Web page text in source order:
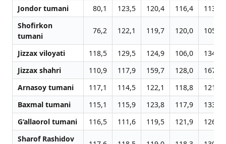
Jondor tumani
80,1 123,5 120,4 116,4
113,3
Shofirkon
tumani
76,2 122,1 119,7 120,0 105,8
Jizzax viloyati 118,5 129,5 124,9 106,0
134,3
Jizzax shahri
110,9 117,9 159,7 128,0
167,9
Arnasoy tumani
117,1 114,5 122,1 118,8
121,6
Baxmal tumani
115,1 115,9 123,8 117,9
133,1
G‘allaorol tumani
116,5 111,6 119,5 121,9
126,6
Sharof Rashidov